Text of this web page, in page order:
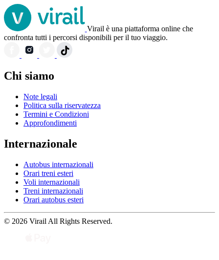
Virail è una piattaforma online che
confronta tutti i percorsi disponibili per il tuo viaggio.
Chi siamo
Note legali
Politica sulla riservatezza
Termini e Condizioni
Approfondimenti
Internazionale
Autobus internazionali
Orari treni esteri
Voli internazionali
Treni internazionali
Orari autobus esteri
© 2026 Virail All Rights Reserved.